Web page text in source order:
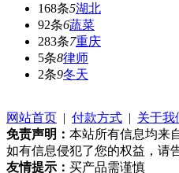
168条5湖北
92条6蔬菜
283条7重庆
5条8律师
2条9冬天
网站首页 | 付款方式 | 关于我
免责声明： 本站所有信息均来
如有信息侵犯了您的权益，请
友情提示： 买产品需谨慎